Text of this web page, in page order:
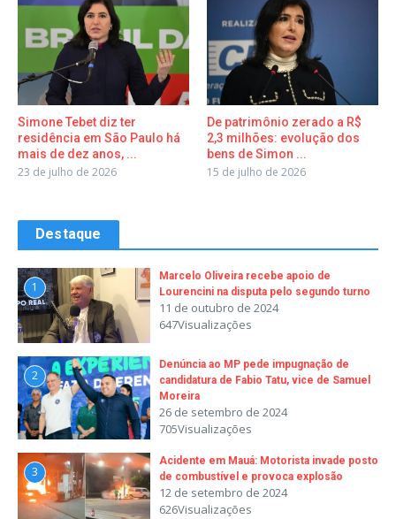
Simone Tebet diz ter
residência em São Paulo há
mais de dez anos, ...
23 de julho de 2026
De patrimônio zerado a R$
2,3 milhões: evolução dos
bens de Simon ...
15 de julho de 2026
Destaque
1
Marcelo Oliveira recebe apoio de
Lourencini na disputa pelo segundo turno
11 de outubro de 2024
647Visualizações
2
Denúncia ao MP pede impugnação de
candidatura de Fabio Tatu, vice de Samuel
Moreira
26 de setembro de 2024
705Visualizações
3
Acidente em Mauá: Motorista invade posto
de combustível e provoca explosão
12 de setembro de 2024
626Visualizações